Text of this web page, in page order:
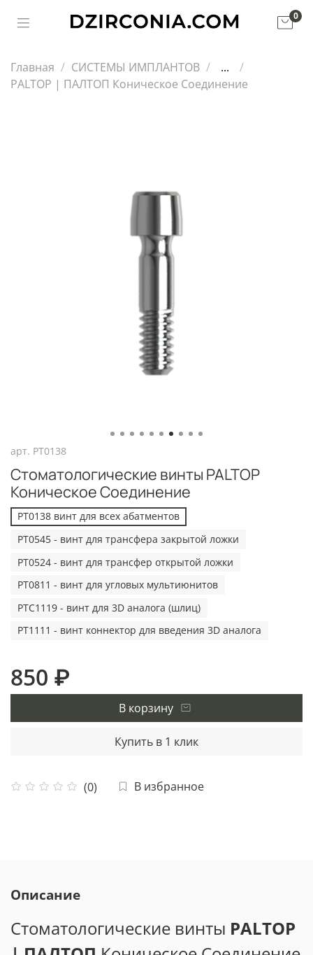
0
Главная СИСТЕМЫ ИМПЛАНТОВ
...
PALTOP | ПАЛТОП Коническое Соединение
арт. PT0138
Стоматологические винты PALTOP
Коническое Соединение
(0) В избранное
PT0138 винт для всех абатментов
PT0545 - винт для трансфера закрытой ложки
PT0524 - винт для трансфер открытой ложки
PT0811 - винт для угловых мультиюнитов
PTC1119 - винт для 3D аналога (шлиц)
PT1111 - винт коннектор для введения 3D аналога
850 ₽
В корзину
Купить в 1 клик
Описание
Стоматологические винты PALTOP